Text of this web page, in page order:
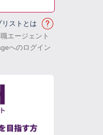
リストとは
エージェント
へのログイン